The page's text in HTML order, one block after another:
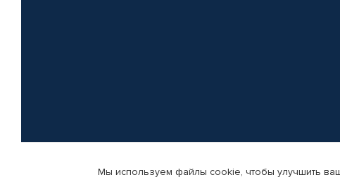
© КАМАЗ ЦЕНТР ДОНЕЦК, 2015-2026. Все права защищены. Интернет-
Мы используем файлы cookie, чтобы улучшить